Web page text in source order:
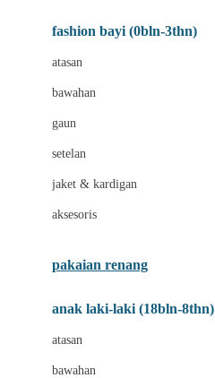
Blooming Marvellous
Bravado
Buds Organics
Bugaboo
C
fashion bayi (0bln-3thn)
atasan
bawahan
gaun
setelan
jaket & kardigan
aksesoris
pakaian renang
anak laki-laki (18bln-8thn)
atasan
bawahan